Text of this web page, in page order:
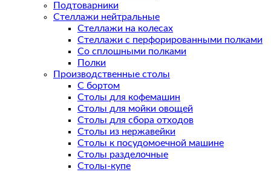
Подтоварники
Стеллажи нейтральные
Стеллажи на колесах
Стеллажи с перфорированными полками
Со сплошными полками
Полки
Производственные столы
С бортом
Столы для кофемашин
Столы для мойки овощей
Столы для сбора отходов
Столы из нержавейки
Столы к посудомоечной машине
Столы разделочные
Столы-купе